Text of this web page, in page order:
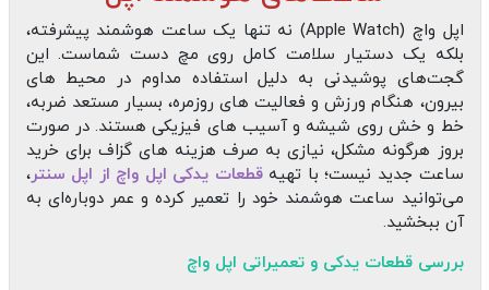
اپل واچ (Apple Watch) نه تنها یک ساعت هوشمند پیشرفته،
بلکه یک دستیار سلامت کامل روی مچ دست شماست. این
گجت‌های پوشیدنی به دلیل استفاده مداوم در محیط‌ های
بیرون، هنگام ورزش و فعالیت‌ های روزمره، بسیار مستعد ضربه،
خط و خش روی شیشه و آسیب‌ های فیزیکی هستند. در صورت
بروز هرگونه مشکل، نیازی به صرف هزینه‌ های گزاف برای خرید
ساعت جدید نیست؛ با تهیهقطعات یدکی اپل واچ از اپل سنتر،
می‌توانید ساعت هوشمند خود را تعمیر کرده و عمر دوباره‌ای به
آن ببخشید.
بررسی قطعات یدکی و تعمیراتی اپل واچ